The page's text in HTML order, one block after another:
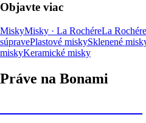
Objavte viac
MiskyMisky · La RochéreLa Rochére
súpravePlastové miskySklenené
miskyKeramické misky
Práve na Bonami